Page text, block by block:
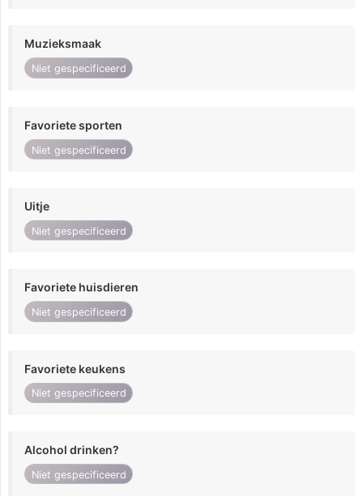
Muzieksmaak
Niet gespecificeerd
Favoriete sporten
Niet gespecificeerd
Uitje
Niet gespecificeerd
Favoriete huisdieren
Niet gespecificeerd
Favoriete keukens
Niet gespecificeerd
Alcohol drinken?
Niet gespecificeerd